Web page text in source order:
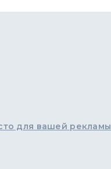
для вашей рекламы